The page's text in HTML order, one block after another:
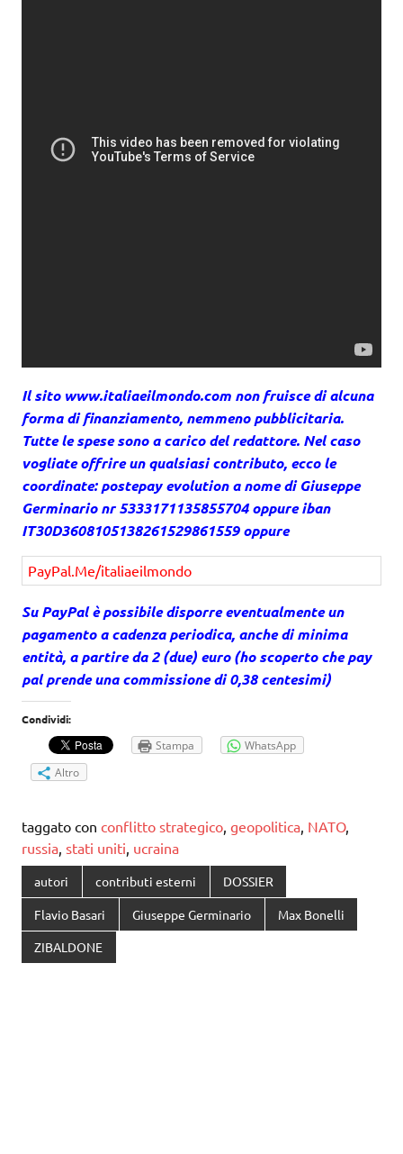
Il sito www.italiaeilmondo.com non fruisce di alcuna
forma di finanziamento, nemmeno pubblicitaria.
Tutte le spese sono a carico del redattore. Nel caso
vogliate offrire un qualsiasi contributo, ecco le
coordinate: postepay evolution a nome di Giuseppe
Germinario nr 5333171135855704 oppure iban
IT30D3608105138261529861559 oppure
PayPal.Me/italiaeilmondo
Su PayPal è possibile disporre eventualmente un
pagamento a cadenza periodica, anche di minima
entità, a partire da 2 (due) euro (ho scoperto che pay
pal prende una commissione di 0,38 centesimi)
Condividi:
Stampa
WhatsApp
Altro
taggato con conflitto strategico geopolitica NATO,
russia stati uniti ucraina
autori contributi esterni DOSSIER
Flavio Basari Giuseppe Germinario Max Bonelli
ZIBALDONE